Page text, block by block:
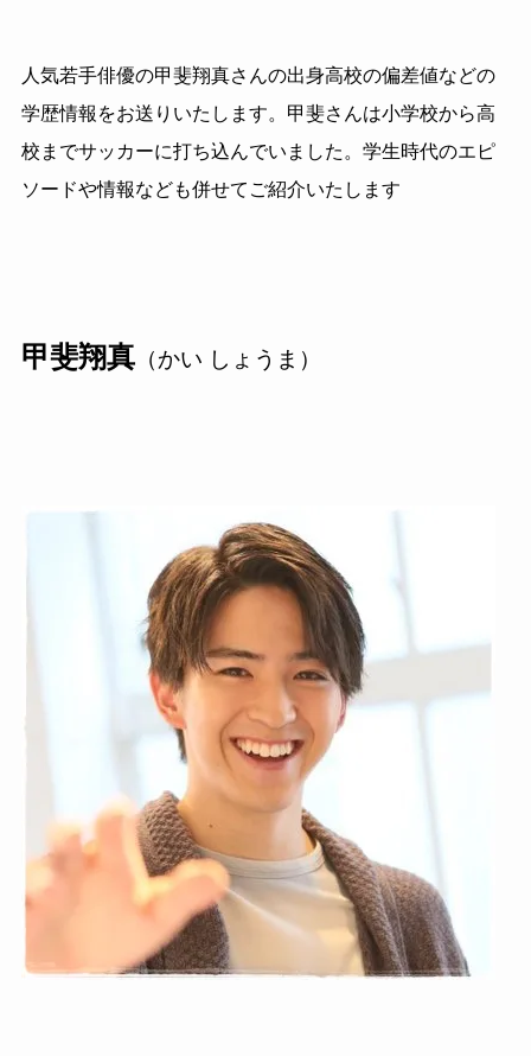
人気若手俳優の甲斐翔真さんの出身高校の偏差値などの
学歴情報をお送りいたします。甲斐さんは小学校から高
校までサッカーに打ち込んでいました。学生時代のエピ
ソードや情報なども併せてご紹介いたします
甲斐翔真（かい しょうま）